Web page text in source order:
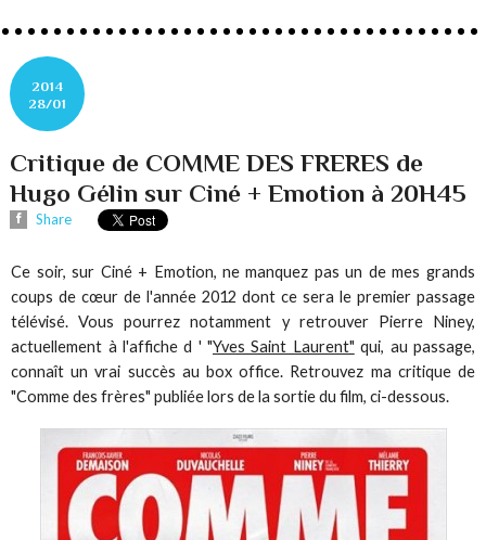
2014
28/01
Critique de COMME DES FRERES de
Hugo Gélin sur Ciné + Emotion à 20H45
Share
Ce soir, sur Ciné + Emotion, ne manquez pas un de mes grands
coups de cœur de l'année 2012 dont ce sera le premier passage
télévisé. Vous pourrez notamment y retrouver Pierre Niney,
actuellement à l'affiche d ' "Yves Saint Laurent" qui, au passage,
connaît un vrai succès au box office. Retrouvez ma critique de
"Comme des frères" publiée lors de la sortie du film, ci-dessous.